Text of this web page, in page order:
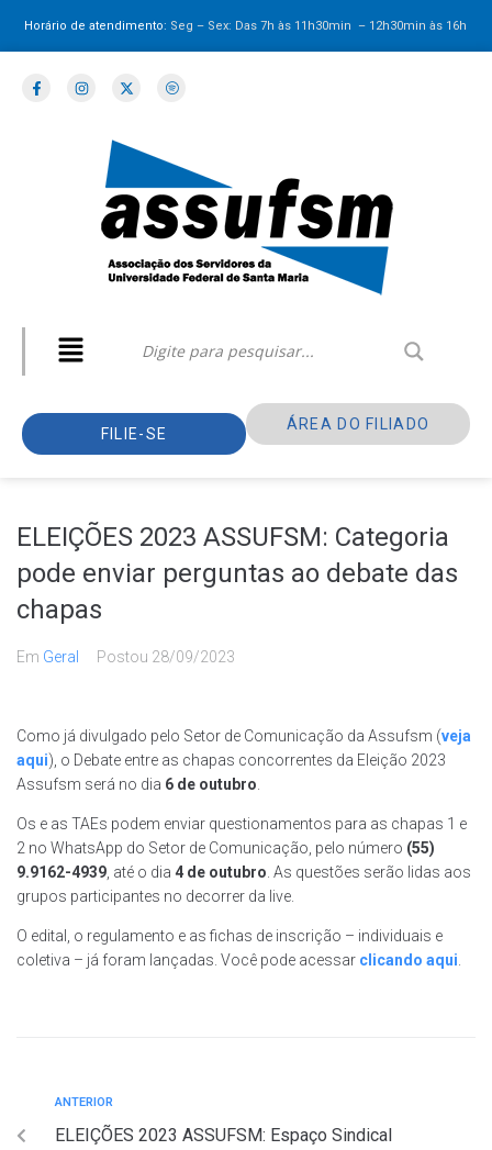
Horário de atendimento: Seg – Sex: Das 7h às 11h30min – 12h30minàs 16h
FILIE-SE
ÁREA DO FILIADO
ELEIÇÕES 2023 ASSUFSM: Categoria
pode enviar perguntas ao debate das
chapas
Em Geral Postou 28/09/2023
Como já divulgado pelo Setor de Comunicação da Assufsm (veja
aqui), o Debate entre as chapas concorrentes da Eleição 2023
Assufsm será no dia 6 de outubro.
Os e as TAEs podem enviar questionamentos para as chapas 1 e
2 no WhatsApp do Setor de Comunicação, pelo número (55)
9.9162-4939, até o dia 4 de outubro. As questões serão lidas aos
grupos participantes no decorrer da live.
O edital, o regulamento e as fichas de inscrição – individuais e
coletiva – já foram lançadas. Você pode acessar clicando aqui.
ANTERIOR
ELEIÇÕES 2023 ASSUFSM: Espaço Sindical